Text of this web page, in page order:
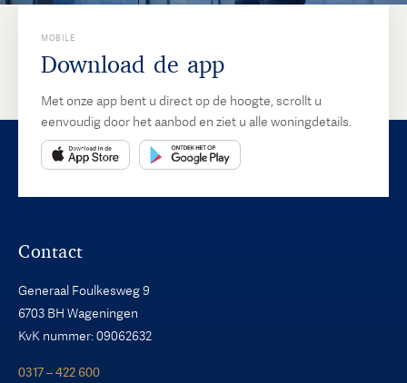
MOBILE
Download de app
Met onze app bent u direct op de hoogte, scrollt u
eenvoudig door het aanbod en ziet u alle woningdetails.
Contact
Generaal Foulkesweg 9
6703 BH Wageningen
KvK nummer: 09062632
0317 – 422 600